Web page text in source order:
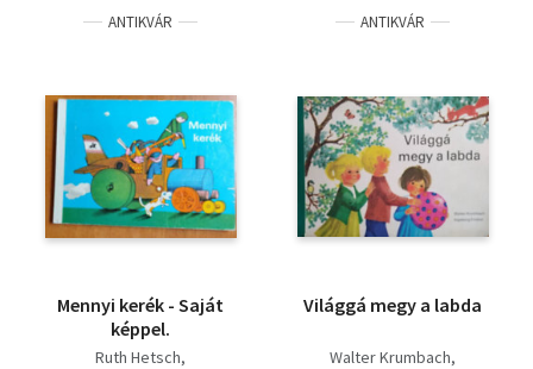
Tankönyv, segédkönyv
Természettudomány
Történelem
Vallás
ANTIKVÁR
Mennyi kerék - Saját
képpel.
Ruth Hetsch
ANTIKVÁR
Világgá megy a labda
Walter Krumbach